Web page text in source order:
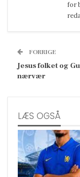
for
FORRIGE
Jesus folket og
nærvær
LÆS OGSÅ